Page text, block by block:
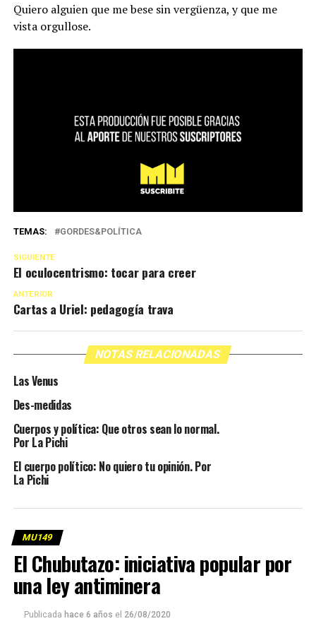
Quiero alguien que me bese sin vergüenza, y que me
vista orgullose.
TEMAS: GORDES&POLÍTICA
SIGUIENTE
El oculocentrismo: tocar para creer
ANTERIOR
Cartas a Uriel: pedagogía trava
NOTAS RELACIONADAS
Las Venus
Des-medidas
Cuerpos y política: Que otros sean lo normal.
Por La Pichi
El cuerpo político: No quiero tu opinión. Por
La Pichi
MU149
El Chubutazo: iniciativa popular por
una ley antiminera
Publicada hace 6 años el 26/08/2020